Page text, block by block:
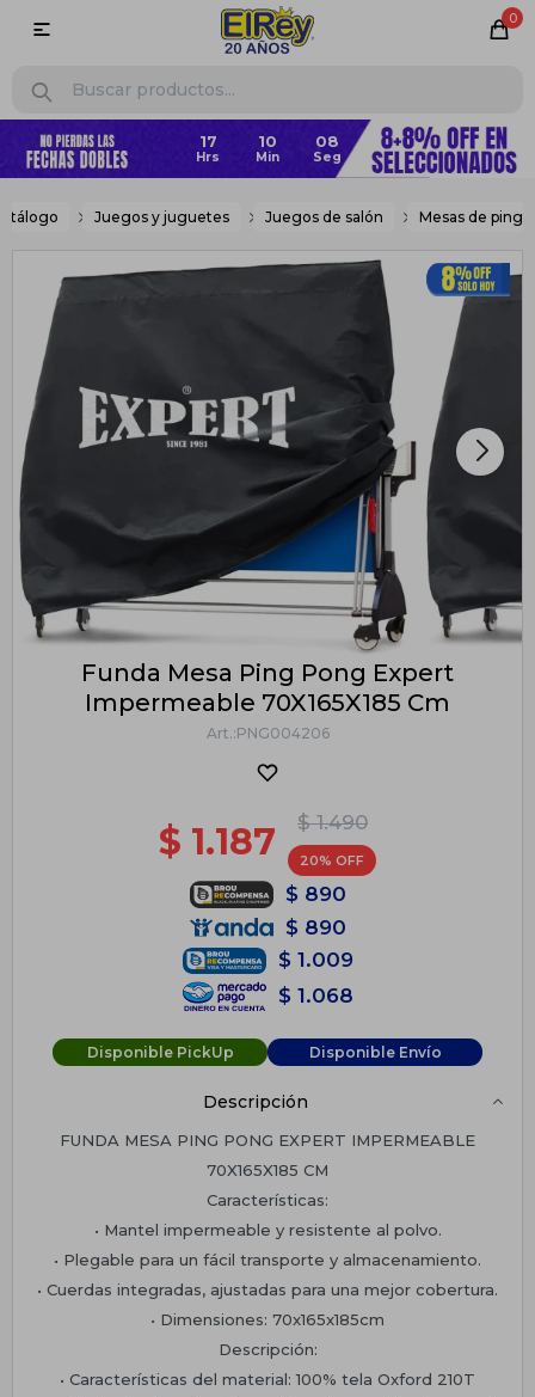
0

17 10 07
Juegos y juguetes Juegos de salón Mesas de ping
Funda Mesa Ping Pong Expert
Impermeable 70X165X185 Cm
PNG004206
$ 1.490
$ 1.187 20
$ 890
$ 890
$ 1.009
$ 1.068
Disponible PickUp Disponible Envío
Descripción
FUNDA MESA PING PONG EXPERT IMPERMEABLE
70X165X185 CM
Características:
• Mantel impermeable y resistente al polvo.
• Plegable para un fácil transporte y almacenamiento.
• Cuerdas integradas, ajustadas para una mejor cobertura.
• Dimensiones: 70x165x185cm
Descripción:
• Características del material: 100% tela Oxford 210T